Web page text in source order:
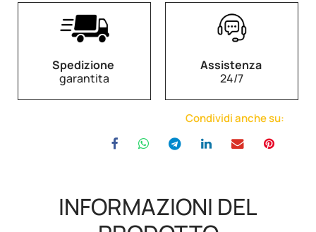
Spedizione
garantita
Assistenza
24/7
Condividi anche su:
INFORMAZIONI DEL